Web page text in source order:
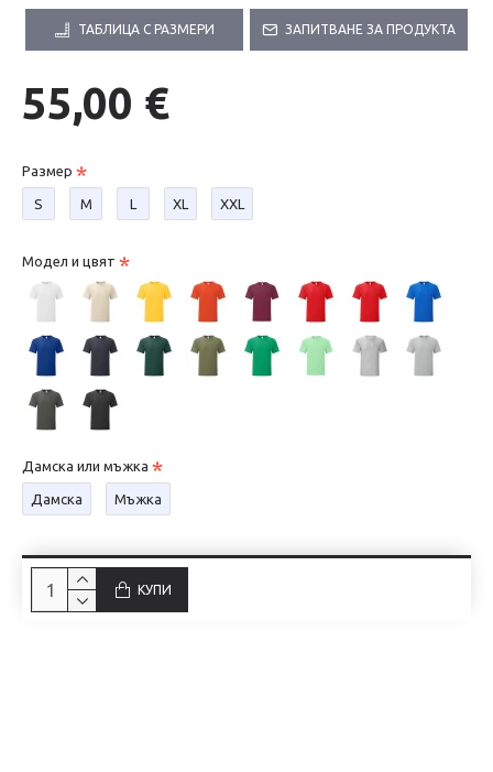
ТАБЛИЦА С РАЗМЕРИ ЗАПИТВАНЕ ЗА ПРОДУКТА
55,00 €
Размер
S М L XL XXL
Модел и цвят
Дамска или мъжка
Дамска Мъжка
КУПИ